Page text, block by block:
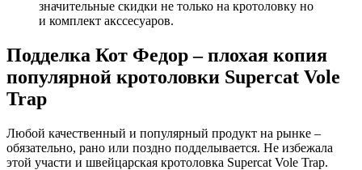
значительные скидки не только на кротоловку но
и комплект акссесуаров.
Подделка Кот Федор – плохая копия
популярной кротоловки Supercat Vole
Trap
Любой качественный и популярный продукт на рынке –
обязательно, рано или поздно подделывается. Не избежала
этой участи и швейцарская кротоловка Supercat Vole Trap.